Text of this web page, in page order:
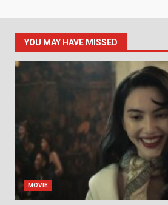
YOU MAY HAVE MISSED
MOVIE